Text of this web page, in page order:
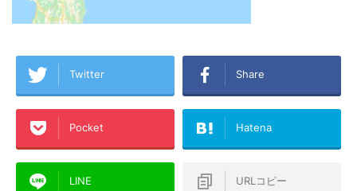
Twitter Share
Pocket Hatena
LINE URLコピー